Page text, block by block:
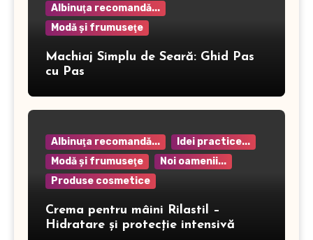
Albinuţa recomandă...
Modă şi frumuseţe
Machiaj Simplu de Seară: Ghid Pas
cu Pas
Albinuţa recomandă...
Idei practice...
Modă şi frumuseţe
Noi oamenii...
Produse cosmetice
Crema pentru mâini Rilastil –
Hidratare și protecție intensivă